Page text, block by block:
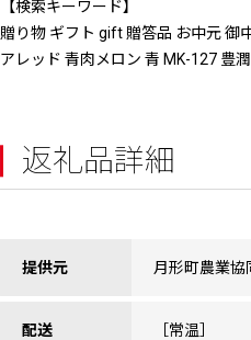
【検索キーワード】
贈り物 ギフト gift 贈答品 お中元 御
アレッド 青肉メロン 青 MK-127 豊
返礼品詳細
提供元 月形町農業協
配送 ［常温］